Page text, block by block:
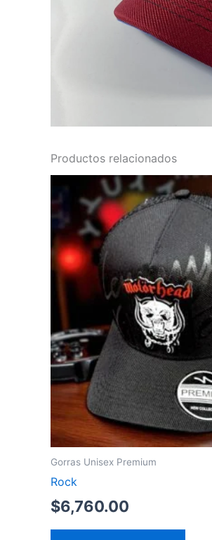
Productos relacionados
Gorras Unisex Premium
Rock
$6,760.00